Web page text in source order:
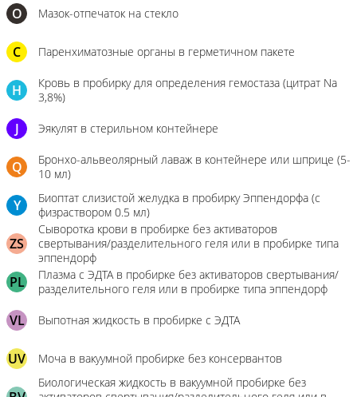
О Мазок-отпечаток на стекло
C Паренхиматозные органы в герметичном пакете
H
Кровь в пробирку для определения гемостаза (цитрат Na
3,8%)
J Эякулят в стерильном контейнере
Q
Бронхо-альвеолярный лаваж в контейнере или шприце (5-
10 мл)
Y
Биоптат слизистой желудка в пробирку Эппендорфа (с
физраствором 0.5 мл)
ZS
Сыворотка крови в пробирке без активаторов
свертывания/разделительного геля или в пробирке типа
эппендорф
PL
Плазма с ЭДТА в пробирке без активаторов свертывания/
разделительного геля или в пробирке типа эппендорф
VL Выпотная жидкость в пробирке с ЭДТА
UV Моча в вакуумной пробирке без консервантов
Биологическая жидкость в вакуумной пробирке без